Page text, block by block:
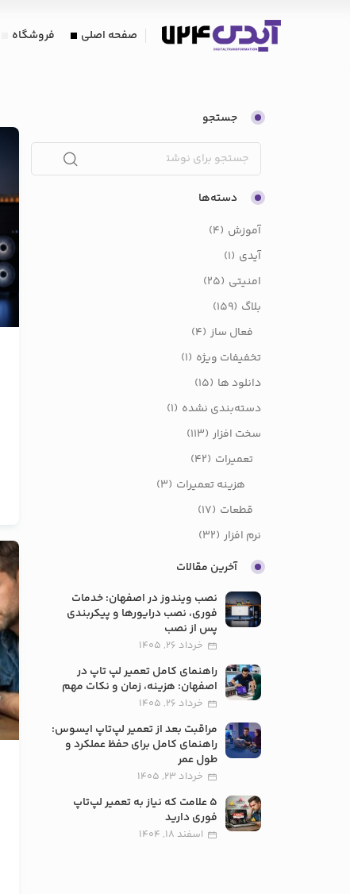
صفحه اصلی فروشگاه
جستجو
دسته‌ها
آموزش (4)
آیدی (1)
امنیتی (25)
بلاگ (159)
فعال ساز (4)
تخفیفات ویژه (1)
دانلود ها (15)
دسته‌بندی نشده (1)
سخت افزار (113)
تعمیرات (42)
هزینه تعمیرات (3)
قطعات (17)
نرم افزار (32)
آخرین مقالات
نصب ویندوز در اصفهان: خدمات
فوری، نصب درایورها و پیکربندی
پس از نصب
خرداد 26, 1405
راهنمای کامل تعمیر لپ تاپ در
اصفهان: هزینه، زمان و نکات مهم
خرداد 26, 1405
مراقبت بعد از تعمیر لپ‌تاپ ایسوس:
راهنمای کامل برای حفظ عملکرد و
طول عمر
خرداد 23, 1405
5 علامت که نیاز به تعمیر لپ‌تاپ
فوری دارید
اسفند 18, 1404